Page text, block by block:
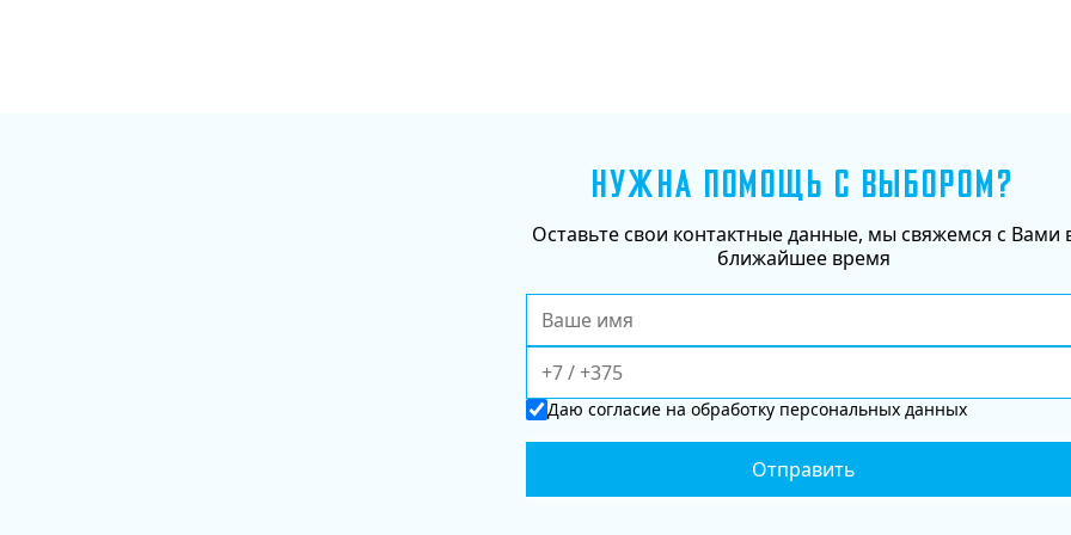
НУЖНА ПОМОЩЬ С ВЫБОРОМ?
Оставьте свои контактные данные, мы свяжемся с Вами
ближайшее время
Даю согласиена обработку персональных данных